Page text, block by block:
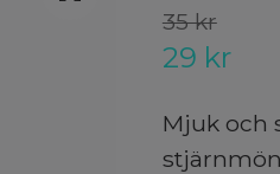
35 kr
29 kr
Mjuk och